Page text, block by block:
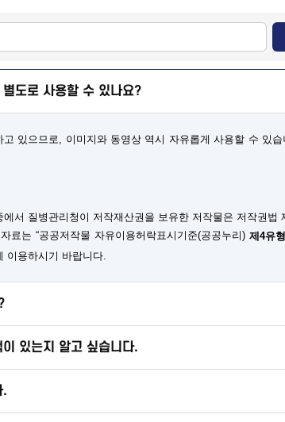
도로 사용할 수 있나요?
있으므로, 이미지와 동영상 역시 자유롭게 사용할 수 있
서 질병관리청이 저작재산권을 보유한 저작물은 저작권
료는 “공공저작물 자유이용허락표시기준(공공누리)제4유
이용하시기 바랍니다.
있는지 알고 싶습니다.
.